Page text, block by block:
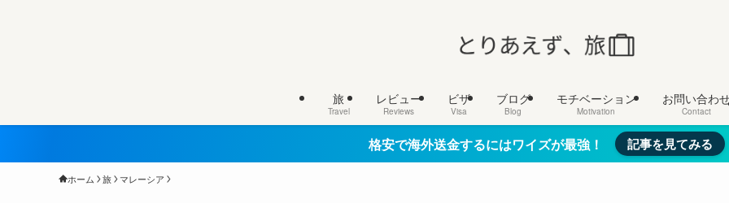
旅
Travel
レビュー
Reviews
ビザ
Visa
ブログ
Blog
モチベーション
Motivation
お問い合わ
Contact
格安で海外送金するにはワイズが最強！ 記事を見てみる
ホーム 旅 マレーシア